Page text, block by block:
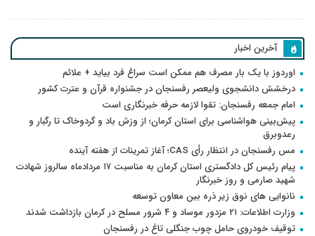
آخرین اخبار
اوردوز با یک بار مصرف هم ممکن است سراغ فرد بیاید + علائم
درخشش دانشجوی ولیعصر رفسنجان در جشنواره قرآن و عترت کشور
امام جمعه رفسنجان: تقوا لازمه حرفه خبرنگاری است
پیش‌بینی هواشناسی برای استان کرمان؛ از وزش باد و گردوخاک تا رگبار و
رعدوبرق
مس رفسنجان در انتظار رأی CAS؛ آغاز تمرینات از هفته آینده
پیام رئیس کل دادگستری استان کرمان به مناسبت ۱۷ مردادماه سالروز شهادت
شهید صارمی و روز خبرنگار
نانوایی های نوق زیر ذره بین معاون توسعه
وزارت اطلاعات: ۲۱ مزدور موساد و ۴ شرور مسلح در کرمان بازداشت شدند
توقیف خودروی حامل چوب جنگلی تاغ در رفسنجان